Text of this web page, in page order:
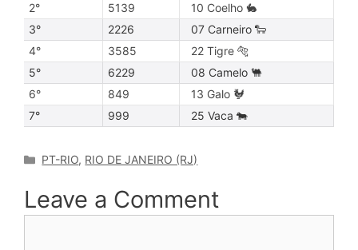
2°
5139
10 Coelho 🐇
3°
2226
07 Carneiro 🐑
4°
3585
22 Tigre 🐅
5°
6229
08 Camelo 🐫
6°
849
13 Galo 🐓
7°
999 25 Vaca 🐄
Categories
PT-RIO, RIO DE JANEIRO (RJ)
Leave a Comment